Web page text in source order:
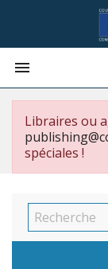

Libraires ou
spéciales !